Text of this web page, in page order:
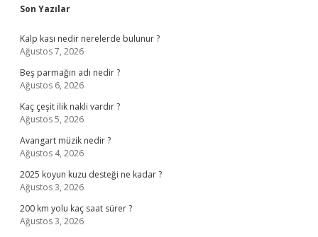
Sidebar
Son Yazılar
Kalp kası nedir nerelerde bulunur ?
Ağustos 7, 2026
Beş parmağın adı nedir ?
Ağustos 6, 2026
Kaç çeşit ilik nakli vardır ?
Ağustos 5, 2026
Avangart müzik nedir ?
Ağustos 4, 2026
2025 koyun kuzu desteği ne kadar ?
Ağustos 3, 2026
200 km yolu kaç saat sürer ?
Ağustos 3, 2026